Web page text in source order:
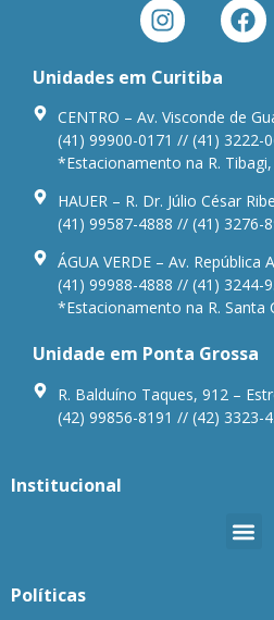
Unidades em Curitiba
CENTRO – Av. Visconde de
(41) 99900-0171 // (41) 3222-
*Estacionamento na R.
HAUER – R. Dr. Júlio César
(41) 99587-4888 // (41) 3276-
ÁGUA VERDE – Av. República
(41) 99988-4888 // (41) 3244-
*Estacionamento na R. Santa
Unidade em Ponta Grossa
R. Balduíno Taques, 912 –
(42) 99856-8191 // (42) 3323-
Institucional
Políticas